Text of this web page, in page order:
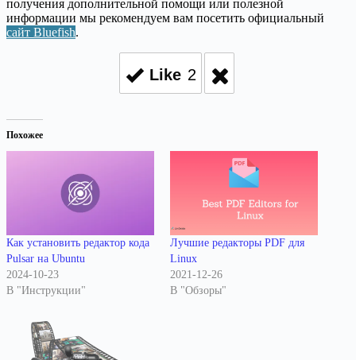
получения дополнительной помощи или полезной
информации мы рекомендуем вам посетить официальный
сайт Bluefish.
Like 2
Похожее
Как установить редактор кода
Pulsar на Ubuntu
2024-10-23
В "Инструкции"
Лучшие редакторы PDF для
Linux
2021-12-26
В "Обзоры"